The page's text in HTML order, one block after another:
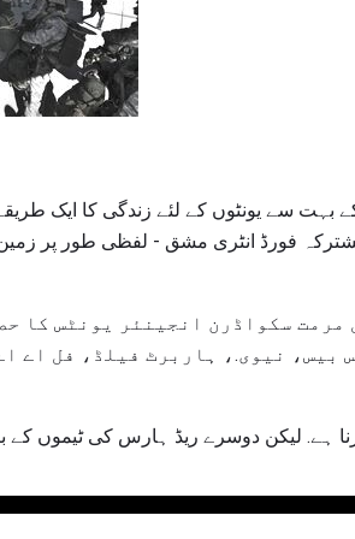
بہت سے یونٹوں کے لئے زندگی کا ایک
فورڈ انٹری مشق - لفظی طور پر
سکواڈرن انجینئر یونٹس کا
بیس، نیوی.، ہاربرٹ فیلڈ، فل اے
ہے. لیکن دوسرے ریڈ ہارس کی ٹیموں